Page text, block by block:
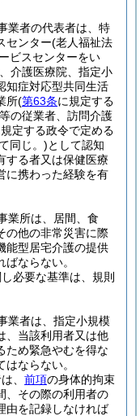
業者の代表者は、特
センター(老人福祉法
ビスセンターをい
介護医療院、指定小
知症対応型共同生活
所(第63条に規定する
等の従業者、訪問介護
定する政令で定める
同じ。)として認知
する者又は保健医療
に携わった経験を有
業所は、居間、食
の他の非常災害に際
能型居宅介護の提供
ならない。
必要な基準は、規則
業者は、指定小規模
、当該利用者又は他
ため緊急やむを得な
ならない。
、 前項の身体的拘束
、その際の利用者の
由を記録しなければ